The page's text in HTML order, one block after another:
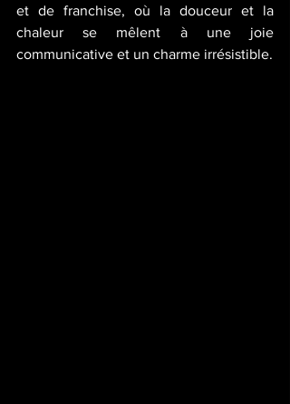
et de franchise, où la douceur et la
chaleur se mêlent à une joie
communicative et un charme irrésistible.